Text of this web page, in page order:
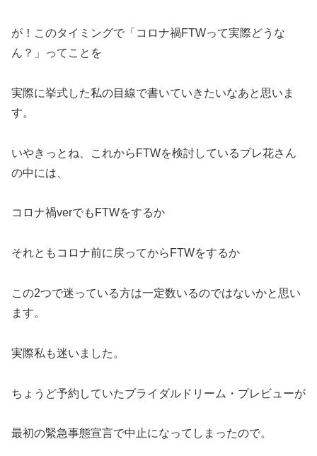
が！このタイミングで「コロナ禍FTWって実際どうな
ん？」ってことを
実際に挙式した私の目線で書いていきたいなあと思いま
す。
いやきっとね、これからFTWを検討しているプレ花さん
の中には、
コロナ禍verでもFTWをするか
それともコロナ前に戻ってからFTWをするか
この2つで迷っている方は一定数いるのではないかと思い
ます。
実際私も迷いました。
ちょうど予約していたブライダルドリーム・プレビューが
最初の緊急事態宣言で中止になってしまったので。